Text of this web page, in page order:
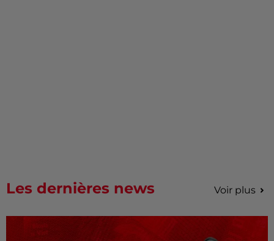
Les dernières news Voir plus